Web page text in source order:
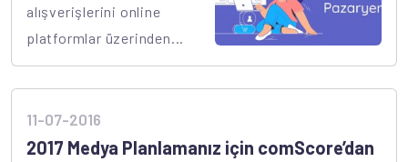
alışverişlerini online
platformlar üzerinden...
11-07-2016
2017 Medya Planlamanız için comScore’dan